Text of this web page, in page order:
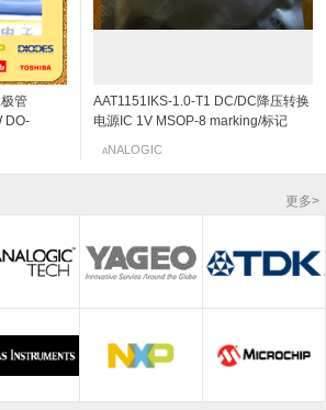
管
DO-
AAT1151IKS-1.0-T1 DC/DC降压转换
电源IC 1V MSOP-8 marking/标记
ANALOGIC
30mA
2SC4666 NPN三极管 50V
150mA/0.15A 250MHz 600~3600
TOSHIBA
80V
RT1N151U 带阻NPN三极管 50V
200mA/0.2A 100k 100k SOT-523
M ITSUBISHI
20v
标记
2SK198-Q N沟道结型场效应管 30v
2~6mA SOT-23 marking/标记 10Q 低
Panasonic
更多>